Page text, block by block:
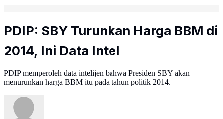
PDIP: SBY Turunkan Harga BBM di
2014, Ini Data Intel
PDIP memperoleh data intelijen bahwa Presiden SBY akan
menurunkan harga BBM itu pada tahun politik 2014.